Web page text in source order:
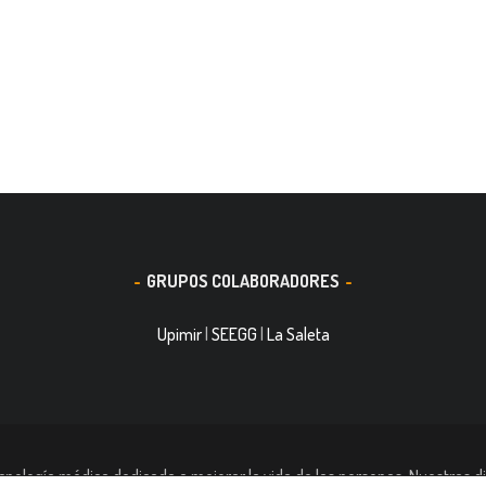
GRUPOS COLABORADORES
Upimir| SEEGG La Saleta
médica dedicada a mejorar la vida de las personas. Nuestras